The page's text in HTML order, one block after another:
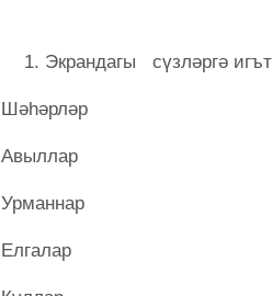
Экрандагы сүзләргә
Шәһәрләр
Авыллар
Урманнар
Елгалар